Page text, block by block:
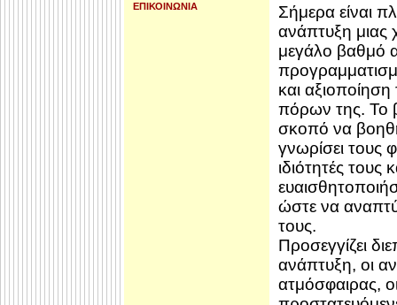
ΕΠΙΚΟΙΝΩΝΙΑ
Σήμερα είναι
ανάπτυξη μιας
μεγάλο βαθμό
και
πόρων της. Το
σκοπό να
γνωρίσει τους
ιδιότητές τους
ώστε να
τους.
Προσεγγίζει
ανάπτυξη, οι
ατμόσφαιρας,